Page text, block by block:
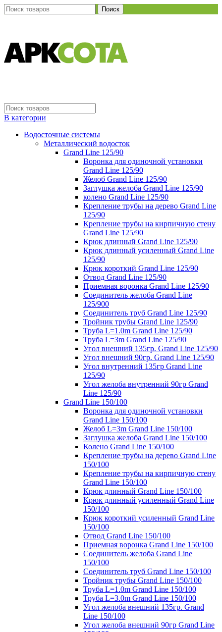
Поиск
В категории
Водосточные системы
Металлический водосток
Grand Line 125/90
Воронка для одиночной установки
Grand Line 125/90
Желоб Grand Line 125/90
Заглушка желоба Grand Line 125/90
колено Grand Line 125/90
Крепление трубы на дерево Grand Line
125/90
Крепление трубы на кирпичную стену
Grand Line 125/90
Крюк длинный Grand Line 125/90
Крюк длинный усиленный Grand Line
125/90
Крюк короткий Grand Line 125/90
Отвод Grand Line 125/90
Приемная воронка Grand Line 125/90
Соединитель желоба Grand Line
125/900
Соединитель труб Grand Line 125/90
Тройник трубы Grand Line 125/90
Труба L=1.0m Grand Line 125/90
Труба L=3m Grand Line 125/90
Угол внешний 135гр. Grand Line 125/90
Угол внешний 90гр. Grand Line 125/90
Угол внутренний 135гр Grand Line
125/90
Угол желоба внутренний 90гр Grand
Line 125/90
Grand Line 150/100
Воронка для одиночной установки
Grand Line 150/100
Желоб L=3m Grand Line 150/100
Заглушка желоба Grand Line 150/100
Колено Grand Line 150/100
Крепление трубы на дерево Grand Line
150/100
Крепление трубы на кирпичную стену
Grand Line 150/100
Крюк длинный Grand Line 150/100
Крюк длинный усиленный Grand Line
150/100
Крюк короткий усиленный Grand Line
150/100
Отвод Grand Line 150/100
Приемная воронка Grand Line 150/100
Соединитель желоба Grand Line
150/100
Соединитель труб Grand Line 150/100
Тройник трубы Grand Line 150/100
Труба L=1.0m Grand Line 150/100
Труба L=3.0m Grand Line 150/100
Угол желоба внешний 135гр. Grand
Line 150/100
Угол желоба внешний 90гр Grand Line